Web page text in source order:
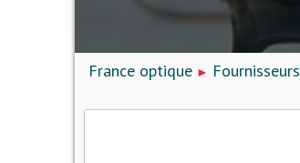
France optique Fournisseurs